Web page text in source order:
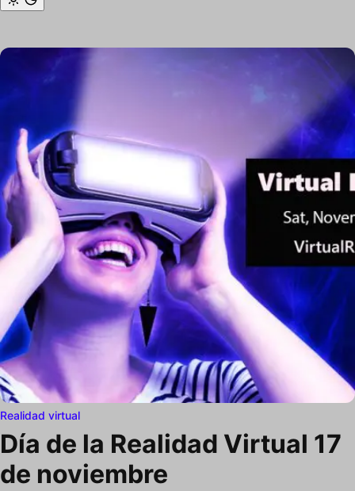
Realidad virtual
Día de la Realidad Virtual 17
de noviembre